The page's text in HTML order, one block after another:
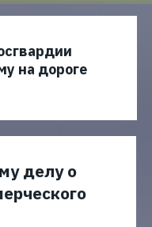
на дороге
делу о